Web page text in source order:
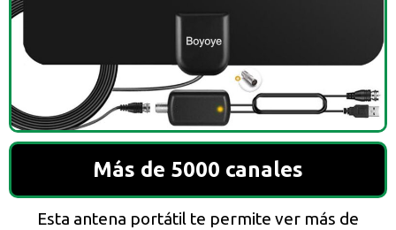
Más de 5000 canales
Esta antena portátil te permite ver más de